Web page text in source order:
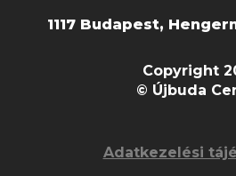
1117 Budapest,
Copyright
© Újbuda
Adatkezelési